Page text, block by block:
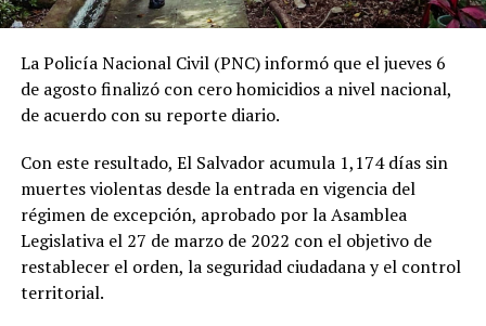
de su cargo como maestro de la institución para
cometer el delito.
Las agresiones sexuales fueron denunciadas por el 22 de
octubre de 2025 lo que permitió que la FGR iniciara el
proceso penal.
La Policía Nacional Civil (PNC) informó que el jueves 6
de agosto finalizó con cero homicidios a nivel nacional,
de acuerdo con su reporte diario.
Con este resultado, El Salvador acumula 1,174 días sin
muertes violentas desde la entrada en vigencia del
régimen de excepción, aprobado por la Asamblea
Legislativa el 27 de marzo de 2022 con el objetivo de
restablecer el orden, la seguridad ciudadana y el control
territorial.